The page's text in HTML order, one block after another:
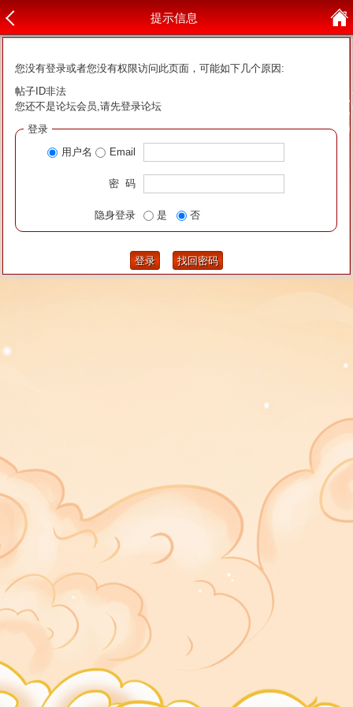
提示信息
您没有登录或者您没有权限访问此页面，可能如下几个原因:
帖子ID非法
您还不是论坛会员,请先登录论坛
登录
用户名
Email
密 码
隐身登录 是 否